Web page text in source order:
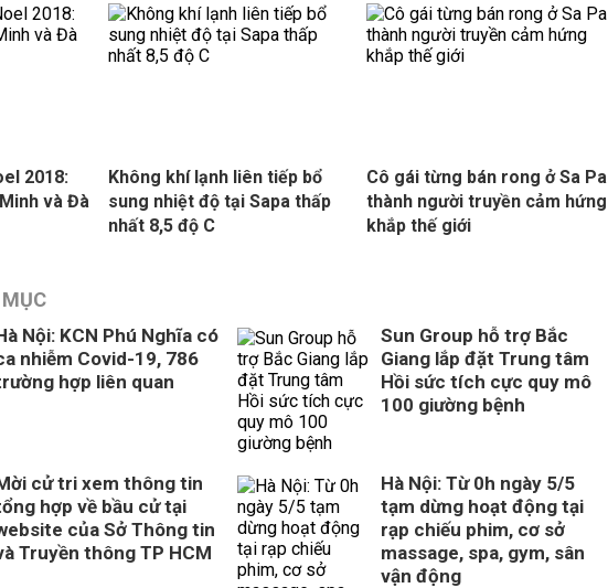
2018:
và Đà
Không khí lạnh liên tiếp bổ
sung nhiệt độ tại Sapa thấp
nhất 8,5 độ C
Cô gái từng bán rong ở Sa Pa
thành người truyền cảm hứng
khắp thế giới
Nội: KCN Phú Nghĩa có
nhiễm Covid-19, 786
hợp liên quan
Sun Group hỗ trợ Bắc
Giang lắp đặt Trung tâm
Hồi sức tích cực quy mô
100 giường bệnh
cử tri xem thông tin
hợp về bầu cử tại
của Sở Thông tin
Truyền thông TP HCM
Hà Nội: Từ 0h ngày 5/5
tạm dừng hoạt động tại
rạp chiếu phim, cơ sở
massage, spa, gym, sân
vận động